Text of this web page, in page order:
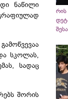
ნაწილი
სკოლას,
სადაც
შორის
რის